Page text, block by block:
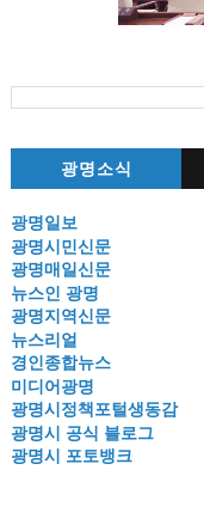
광명소식
광명일보
광명시민신문
광명매일신문
뉴스인 광명
광명지역신문
뉴스리얼
경인종합뉴스
미디어광명
광명시정책포털생동감
광명시 공식 블로그
광명시 포토뱅크